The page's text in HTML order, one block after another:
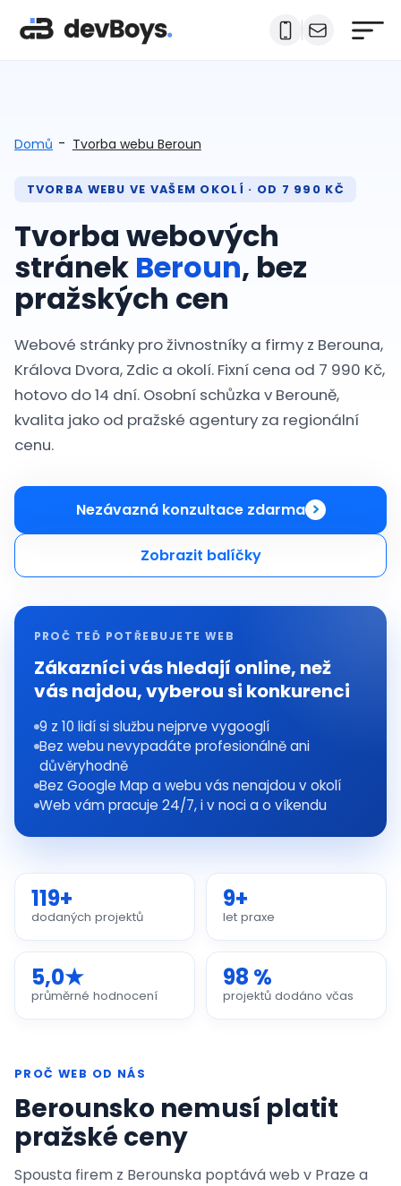
Domů - Tvorba webu Beroun
TVORBA WEBU VE VAŠEM OKOLÍ · OD 7 990 KČ
Tvorba webových
stránek Beroun, bez
pražských cen
Webové stránky pro živnostníky a firmy z Berouna,
Králova Dvora, Zdic a okolí. Fixní cena od 7 990 Kč,
hotovo do 14 dní. Osobní schůzka v Berouně,
kvalita jako od pražské agentury za regionální
cenu.
Nezávazná konzultace zdarma
Zobrazit balíčky
PROČ TEĎ POTŘEBUJETE WEB
Zákazníci vás hledají online, než
vás najdou, vyberou si konkurenci
9 z 10 lidí si službu nejprve vygooglí
Bez webu nevypadáte profesionálně ani
důvěryhodně
Bez Google Map a webu vás nenajdou v okolí
Web vám pracuje 24/7, i v noci a o víkendu
119+
dodaných projektů
9+
let praxe
5,0★
průměrné hodnocení
98 %
projektů dodáno včas
PROČ WEB OD NÁS
Berounsko nemusí platit
pražské ceny
Spousta firem z Berounska poptává web v Praze a